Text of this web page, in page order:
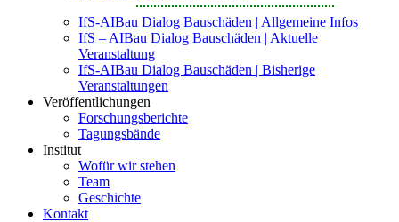
IfS-AIBau Dialog Bauschäden | Allgemeine Infos
IfS – AIBau Dialog Bauschäden | Aktuelle
Veranstaltung
IfS-AIBau Dialog Bauschäden | Bisherige
Veranstaltungen
Veröffentlichungen
Forschungsberichte
Tagungsbände
Institut
Wofür wir stehen
Team
Geschichte
Kontakt